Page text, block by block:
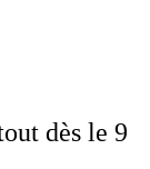
dès le 9